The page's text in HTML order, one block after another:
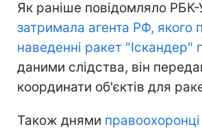
Як раніше повідомляло РБК-
затримала агента РФ, якого
наведенні ракет "Іскандер"
даними слідства, він
координати об'єктів для
Також днями